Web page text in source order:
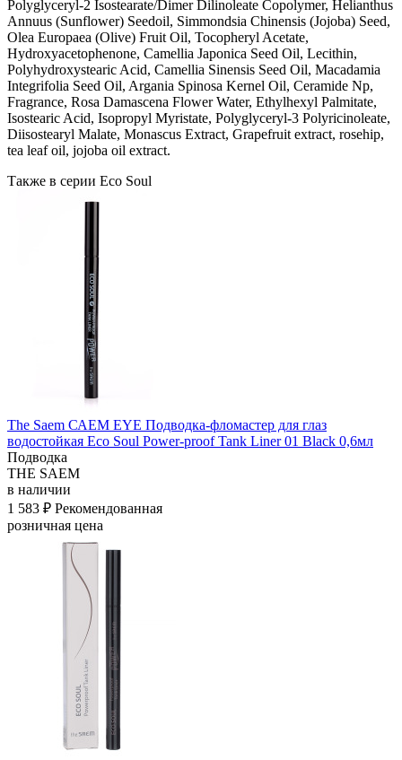
Polyglyceryl-2 Isostearate/Dimer Dilinoleate Copolymer, Helianthus
Annuus (Sunflower) Seedoil, Simmondsia Chinensis (Jojoba) Seed,
Olea Europaea (Olive) Fruit Oil, Tocopheryl Acetate,
Hydroxyacetophenone, Camellia Japonica Seed Oil, Lecithin,
Polyhydroxystearic Acid, Camellia Sinensis Seed Oil, Macadamia
Integrifolia Seed Oil, Argania Spinosa Kernel Oil, Ceramide Np,
Fragrance, Rosa Damascena Flower Water, Ethylhexyl Palmitate,
Isostearic Acid, Isopropyl Myristate, Polyglyceryl-3 Polyricinoleate,
Diisostearyl Malate, Monascus Extract, Grapefruit extract, rosehip,
tea leaf oil, jojoba oil extract.
Также в серии Eco Soul
The Saem САЕМ EYE Подводка-фломастер для глаз
водостойкая Eco Soul Power-proof Tank Liner 01 Black 0,6мл
Подводка
THE SAEM
в наличии
1 583 ₽ Рекомендованная
розничная цена